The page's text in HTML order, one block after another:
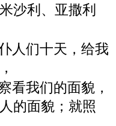
沙利、亚撒利
人们十天，给我
看我们的面貌，
的面貌；就照